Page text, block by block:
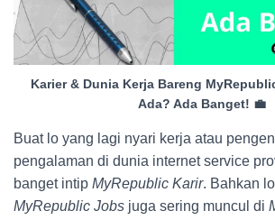
Karier & Dunia Kerja Bareng
Ada? Ada Banget! 💼
Buat lo yang lagi nyari kerja atau
pengalaman di dunia internet service
banget intip MyRepublic Karir. Bahkan
MyRepublic Jobs juga sering muncul di